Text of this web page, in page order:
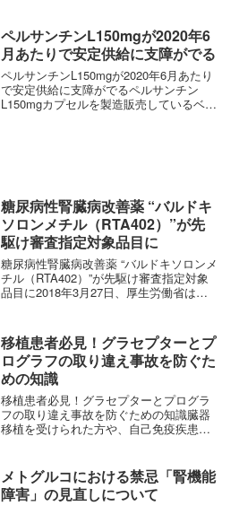
(adsbygoogle ...
ペルサンチンL150mgが2020年6
月あたりで安定供給に支障がでる
ペルサンチンL150mgが2020年6月あたり
で安定供給に支障がでるペルサンチン
L150mgカプセルを製造販売しているベー
糖尿病性腎臓病改善薬 “バルドキ
ソロンメチル（RTA402）”が先
駆け審査指定対象品目に
糖尿病性腎臓病改善薬 “バルドキソロンメ
チル（RTA402）”が先駆け審査指定対象
品目に2018年3月27日、厚生労働省は
よび新医療機器では審査期間に12か月を
要す...
移植患者必見！グラセプターとプ
ログラフの取り違え事故を防ぐた
めの知識
移植患者必見！グラセプターとプログラ
フの取り違え事故を防ぐための知識臓器
移植を受けられた方や、自己免疫疾患の
いものかもしれません。この成分は、私
たちの体にある免疫の働き...
メトグルコにおける禁忌「腎機能
障害」の見直しについて